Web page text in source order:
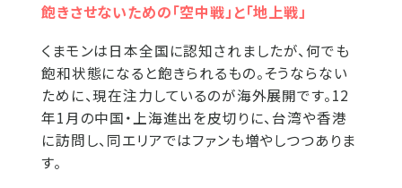
飽きさせないための「空中戦」と「地上戦」
くまモンは日本全国に認知されましたが、何でも
飽和状態になると飽きられるもの。そうならない
ために、現在注力しているのが海外展開です。12
年1月の中国・上海進出を皮切りに、台湾や香港
に訪問し、同エリアではファンも増やしつつありま
す。